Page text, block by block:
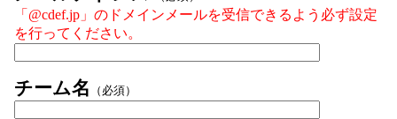
「@cdef.jp」のドメインメールを受信できるよう必ず設定
を行ってください。
チーム名 （必須）